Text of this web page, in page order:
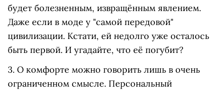
будет болезненным, извращённым явлением.
Даже если в моде у "самой передовой"
цивилизации. Кстати, ей недолго уже осталось
быть первой. И угадайте, что её погубит?
3. О комфорте можно говорить лишь в очень
ограниченном смысле. Персональный